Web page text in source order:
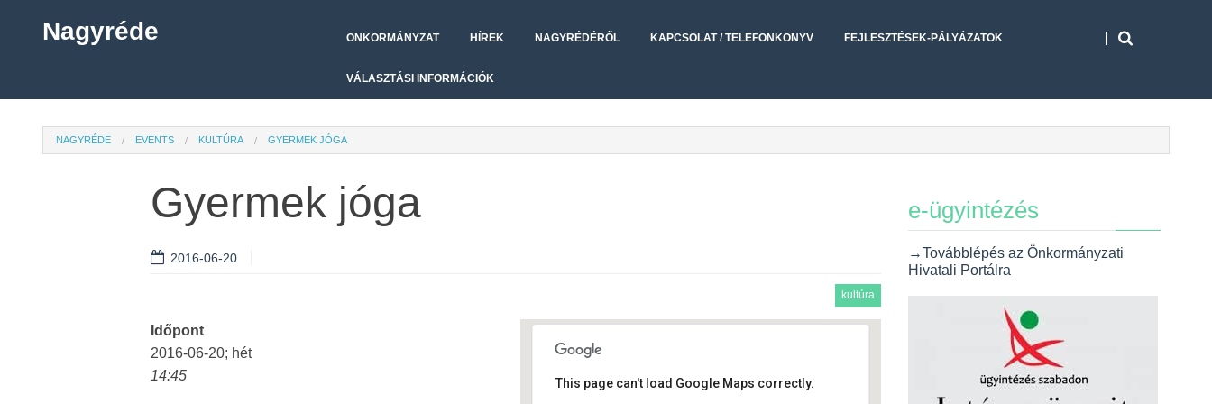
Nagyréde ÖNKORMÁNYZAT HÍREK NAGYRÉDÉRŐL KAPCSOLAT / TELEFONKÖNYV FEJLESZTÉSEK-PÁLYÁZATOK
VÁLASZTÁSI INFORMÁCIÓK
NAGYRÉDE EVENTS KULTÚRA GYERMEK JÓGA
Gyermek jóga
2016-06-20
kultúra
Művelődési ház
This page can't load Google Maps correctly.
Időpont
2016-06-20; hét
14:45
e-ügyintézés
→Továbblépés az Önkormányzati
Hivatali Portálra